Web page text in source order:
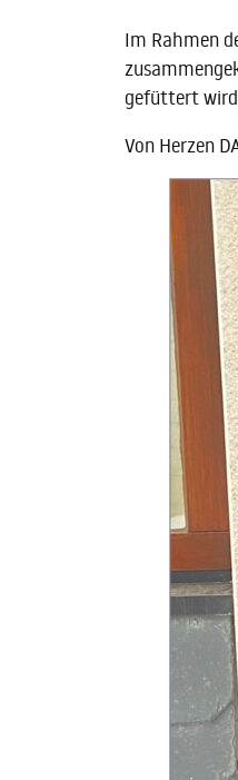
Im Rahmen
gefüttert
Von Herzen